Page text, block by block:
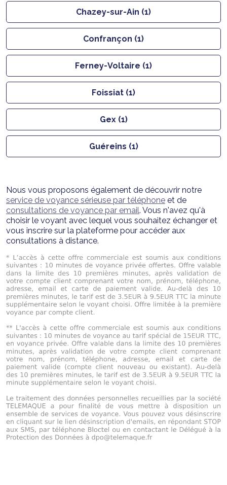
Chazey-sur-Ain (1)
Confrançon (1)
Ferney-Voltaire (1)
Foissiat (1)
Gex (1)
Guéreins (1)
Nous vous proposons également de découvrir notre
service de voyance sérieuse par téléphone et de
consultations de voyance par email. Vous n'avez qu'à
choisir le voyant avec lequel vous souhaitez échanger et
vous inscrire sur la plateforme pour accéder aux
consultations à distance.